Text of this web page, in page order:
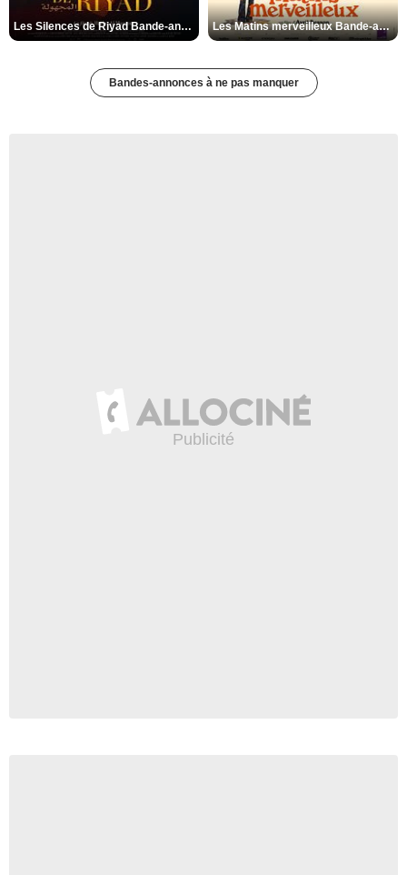
Les Silences de Riyad Bande-annonce VO STFR Les Matins merveilleux Bande-annonce VF
Bandes-annonces à ne pas manquer